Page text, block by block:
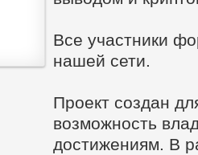
Все участники
нашей сети.
Проект создан
возможность
достижениям. В